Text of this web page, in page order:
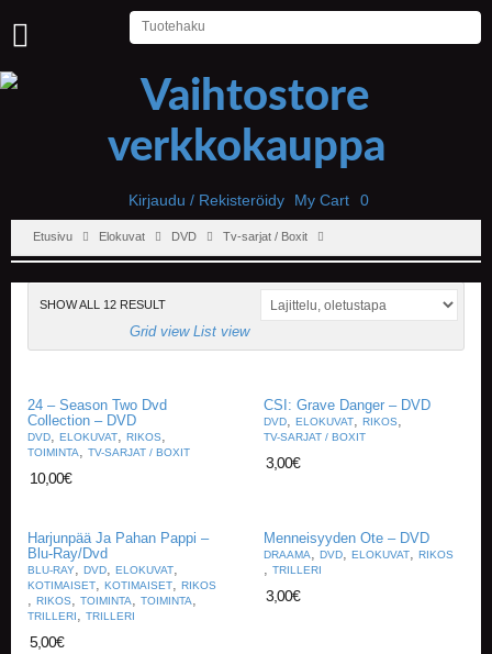
U
U
T
U
Kirjaudu / Rekisteröidy My Cart 0
Etusivu Elokuvat DVD Tv-sarjat / Boxit
SHOW ALL 12 RESULT
Grid view List view
24 – Season Two Dvd
Collection – DVD
DVD, ELOKUVAT, RIKOS,
TOIMINTA, TV-SARJAT / BOXIT
10,00€
CSI: Grave Danger – DVD
DVD, ELOKUVAT, RIKOS,
TV-SARJAT / BOXIT
3,00€
Harjunpää Ja Pahan Pappi –
Blu-Ray/Dvd
BLU-RAY, DVD, ELOKUVAT,
KOTIMAISET, KOTIMAISET, RIKOS
, RIKOS, TOIMINTA, TOIMINTA,
TRILLERI, TRILLERI
5,00€
Menneisyyden Ote – DVD
DRAAMA, DVD, ELOKUVAT, RIKOS
, TRILLERI
3,00€